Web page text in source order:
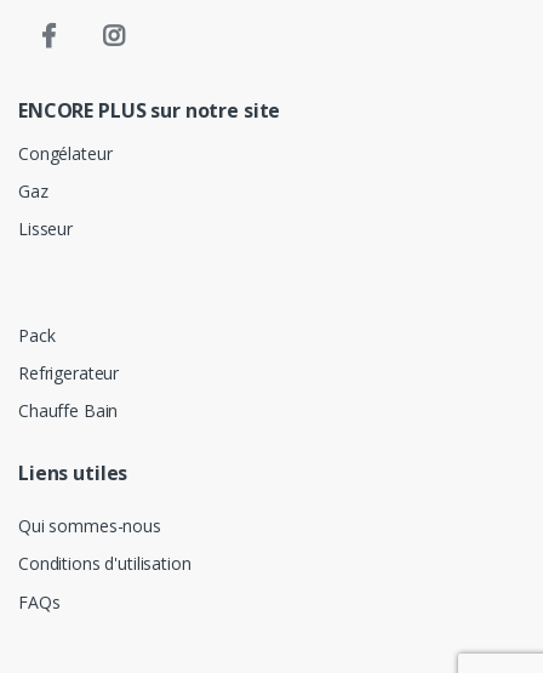
ENCORE PLUS sur notre site
Congélateur
Gaz
Lisseur
Pack
Refrigerateur
Chauffe Bain
Liens utiles
Qui sommes-nous
Conditions d'utilisation
FAQs